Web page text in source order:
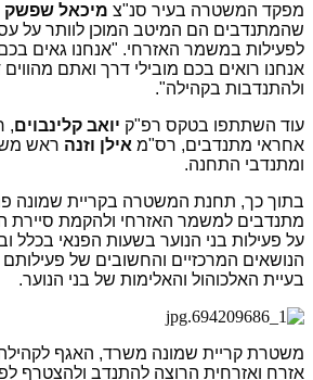
מפקד המשטרה בעיר סנ"צ מיכאל שפשק
שהמתנדבים הם המיטב המוכן לוותר על
לפעילות במשמר האזרחי. "אנחנו גאים
אנחנו רואים בכם מובילי דרך ואתם
ולהתנדבות בקהילה".
עוד השתתפו בטקס רפ"ק יואב קלינבוים,
אחראי מתנדבים, רס"מ אילן וזנה ראש
ומתנדבי התחנה.
בתוך כך, תחנת המשטרה בקריית שמונה
מתנדבים למשמר האזרחי ולהקמת סיירת
על פעילות בני הנוער בשעות הפנאי בכלל
הנושאים המרכזיים והחשובים של
בעיית האלכוהול והאלימות של בני הנוער.
משטרת קריית שמונה משרד, האגף
אזרח ואזרחית הרוצה להתנדב ולהצטרף